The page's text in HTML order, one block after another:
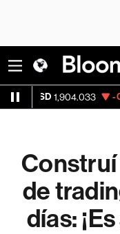
1,904.033 -0.61%
de
días: